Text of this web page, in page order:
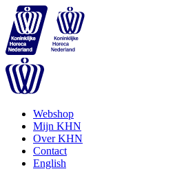
Webshop
Mijn KHN
Over KHN
Contact
English